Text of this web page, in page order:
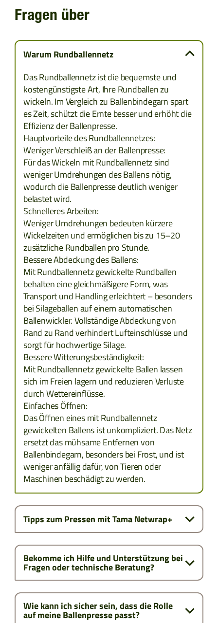
KROATIEN
MONTENEGRO
MAZEDONIEN
RUMÄNIEN
SERBIEN
SLOWENIEN
ZYPERN
TCHECHIEN
ESTLAND
GRIECHENLAND
LETTLAND
LITAUEN
SLOWAKAI
TÜRKEI
Fragen über
Warum Rundballennetz
Das Rundballennetz ist die bequemste und
kostengünstigste Art, Ihre Rundballen zu
wickeln. Im Vergleich zu Ballenbindegarn spart
es Zeit, schützt die Ernte besser und erhöht die
Effizienz der Ballenpresse.
Hauptvorteile des Rundballennetzes:
Weniger Verschleiß an der Ballenpresse:
Für das Wickeln mit Rundballennetz sind
weniger Umdrehungen des Ballens nötig,
wodurch die Ballenpresse deutlich weniger
belastet wird.
Schnelleres Arbeiten:
Weniger Umdrehungen bedeuten kürzere
Wickelzeiten und ermöglichen bis zu 15–20
zusätzliche Rundballen pro Stunde.
Bessere Abdeckung des Ballens:
Mit Rundballennetz gewickelte Rundballen
behalten eine gleichmäßigere Form, was
Transport und Handling erleichtert – besonders
bei Silageballen auf einem automatischen
Ballenwickler. Vollständige Abdeckung von
Rand zu Rand verhindert Lufteinschlüsse und
sorgt für hochwertige Silage.
Bessere Witterungsbeständigkeit:
Mit Rundballennetz gewickelte Ballen lassen
sich im Freien lagern und reduzieren Verluste
durch Wettereinflüsse.
Einfaches Öffnen:
Das Öffnen eines mit Rundballennetz
gewickelten Ballens ist unkompliziert. Das Netz
ersetzt das mühsame Entfernen von
Ballenbindegarn, besonders bei Frost, und ist
weniger anfällig dafür, von Tieren oder
Maschinen beschädigt zu werden.
Tipps zum Pressen mit Tama Netwrap+
Bekomme ich Hilfe und Unterstützung bei
Fragen oder technische Beratung?
Wie kann ich sicher sein, dass die Rolle
auf meine Ballenpresse passt?